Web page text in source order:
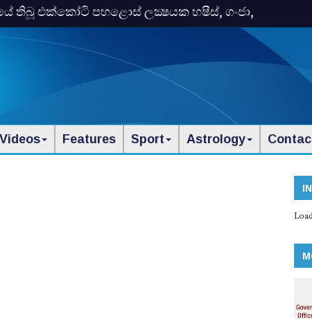
තිබූ එක්‌කෝටි පහළොස්‌ ලක්‍ෂයක හෂීස්‌, ගංජා,
Videos Features Sport Astrology